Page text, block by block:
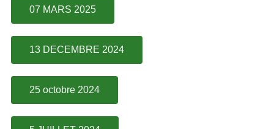
07 MARS 2025
13 DECEMBRE 2024
25 octobre 2024